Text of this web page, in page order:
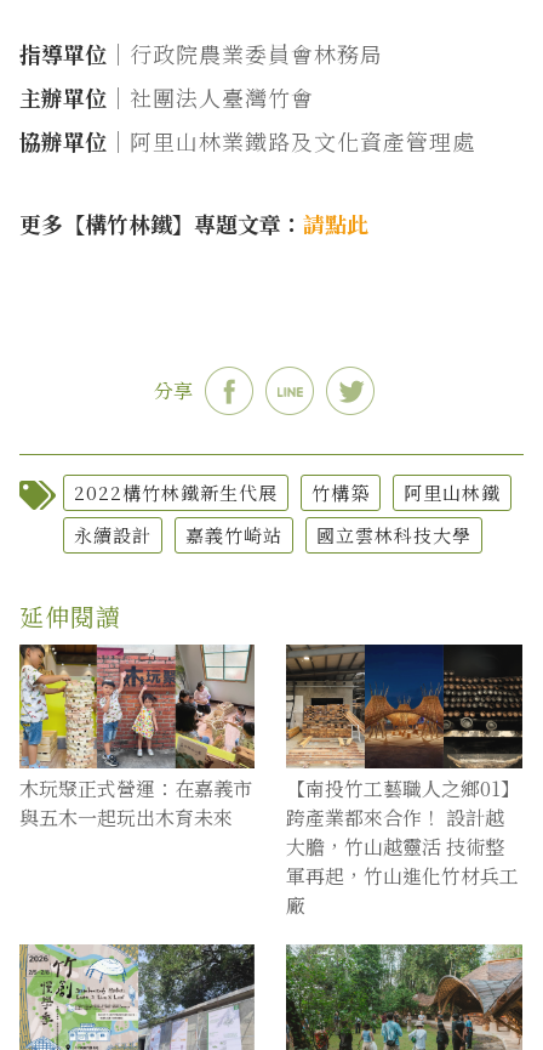
指導單位｜行政院農業委員會林務局
主辦單位｜社團法人臺灣竹會
協辦單位｜阿里山林業鐵路及文化資產管理處
更多【構竹林鐵】專題文章： 請點此
分享
2022構竹林鐵新生代展 竹構築
阿里山林鐵
永續設計
嘉義竹崎站 國立雲林科技大學
延伸閱讀
木玩聚正式營運：在嘉義市
與五木一起玩出木育未來
【南投竹工藝職人之鄉01】
跨產業都來合作！ 設計越
大膽，竹山越靈活 技術整
軍再起，竹山進化竹材兵工
廠